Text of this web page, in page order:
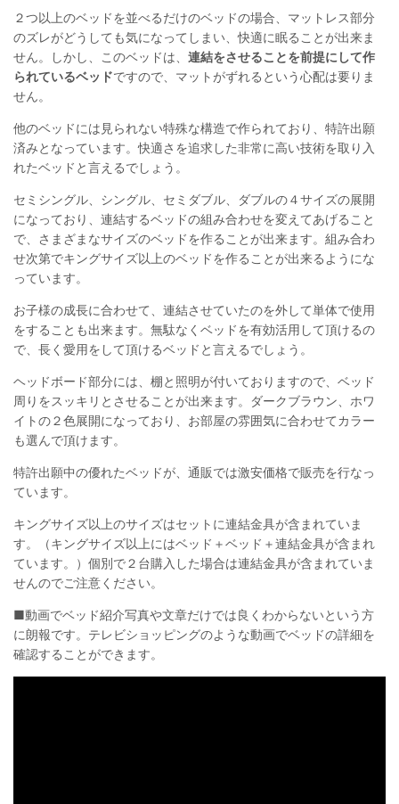
２つ以上のベッドを並べるだけのベッドの場合、マットレス部分
のズレがどうしても気になってしまい、快適に眠ることが出来ま
せん。しかし、このベッドは、 連結をさせることを前提にして作
られているベッドですので、マットがずれるという心配は要りま
せん。
他のベッドには見られない特殊な構造で作られており、特許出願
済みとなっています。快適さを追求した非常に高い技術を取り入
れたベッドと言えるでしょう。
セミシングル、シングル、セミダブル、ダブルの４サイズの展開
になっており、連結するベッドの組み合わせを変えてあげること
で、さまざまなサイズのベッドを作ることが出来ます。組み合わ
せ次第でキングサイズ以上のベッドを作ることが出来るようにな
っています。
お子様の成長に合わせて、連結させていたのを外して単体で使用
をすることも出来ます。無駄なくベッドを有効活用して頂けるの
で、長く愛用をして頂けるベッドと言えるでしょう。
ヘッドボード部分には、棚と照明が付いておりますので、ベッド
周りをスッキリとさせることが出来ます。ダークブラウン、ホワ
イトの２色展開になっており、お部屋の雰囲気に合わせてカラー
も選んで頂けます。
特許出願中の優れたベッドが、通販では激安価格で販売を行なっ
ています。
キングサイズ以上のサイズはセットに連結金具が含まれていま
す。（キングサイズ以上にはベッド＋ベッド＋連結金具が含まれ
ています。）個別で２台購入した場合は連結金具が含まれていま
せんのでご注意ください。
■動画でベッド紹介写真や文章だけでは良くわからないという方
に朗報です。テレビショッピングのような動画でベッドの詳細を
確認することができます。